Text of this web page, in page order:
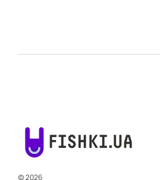
© 2026